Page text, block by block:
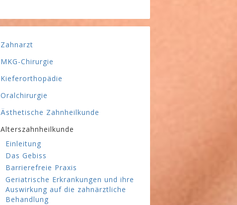
Zahnarzt
MKG-Chirurgie
Kieferorthopädie
Oralchirurgie
Ästhetische Zahnheilkunde
Alterszahnheilkunde
Einleitung
Das Gebiss
Barrierefreie Praxis
Geriatrische Erkrankungen und ihre
Auswirkung auf die zahnärztliche
Behandlung